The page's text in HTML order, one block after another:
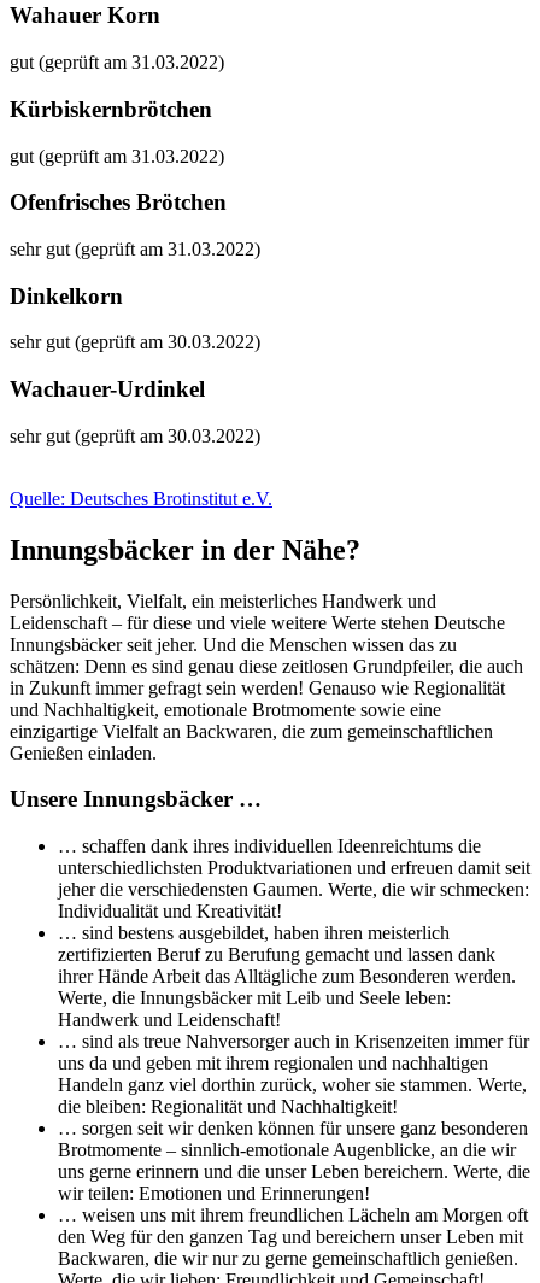
Wahauer Korn
gut (geprüft am 31.03.2022)
Kürbiskernbrötchen
gut (geprüft am 31.03.2022)
Ofenfrisches Brötchen
sehr gut (geprüft am 31.03.2022)
Dinkelkorn
sehr gut (geprüft am 30.03.2022)
Wachauer-Urdinkel
sehr gut (geprüft am 30.03.2022)
Quelle: Deutsches Brotinstitut e.V.
Innungsbäcker in der Nähe?
Persönlichkeit, Vielfalt, ein meisterliches Handwerk und
Leidenschaft – für diese und viele weitere Werte stehen Deutsche
Innungsbäcker seit jeher. Und die Menschen wissen das zu
schätzen: Denn es sind genau diese zeitlosen Grundpfeiler, die auch
in Zukunft immer gefragt sein werden! Genauso wie Regionalität
und Nachhaltigkeit, emotionale Brotmomente sowie eine
einzigartige Vielfalt an Backwaren, die zum gemeinschaftlichen
Genießen einladen.
Unsere Innungsbäcker …
… schaffen dank ihres individuellen Ideenreichtums die
unterschiedlichsten Produktvariationen und erfreuen damit seit
jeher die verschiedensten Gaumen. Werte, die wir schmecken:
Individualität und Kreativität!
… sind bestens ausgebildet, haben ihren meisterlich
zertifizierten Beruf zu Berufung gemacht und lassen dank
ihrer Hände Arbeit das Alltägliche zum Besonderen werden.
Werte, die Innungsbäcker mit Leib und Seele leben:
Handwerk und Leidenschaft!
… sind als treue Nahversorger auch in Krisenzeiten immer für
uns da und geben mit ihrem regionalen und nachhaltigen
Handeln ganz viel dorthin zurück, woher sie stammen. Werte,
die bleiben: Regionalität und Nachhaltigkeit!
… sorgen seit wir denken können für unsere ganz besonderen
Brotmomente – sinnlich-emotionale Augenblicke, an die wir
uns gerne erinnern und die unser Leben bereichern. Werte, die
wir teilen: Emotionen und Erinnerungen!
… weisen uns mit ihrem freundlichen Lächeln am Morgen oft
den Weg für den ganzen Tag und bereichern unser Leben mit
Backwaren, die wir nur zu gerne gemeinschaftlich genießen.